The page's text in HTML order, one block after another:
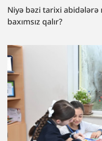
Niyə bəzi tarixi abidələrə
baxımsız qalır?